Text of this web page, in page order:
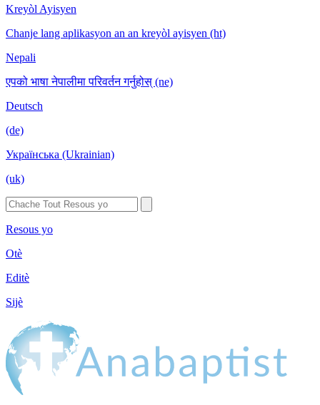
Kreyòl Ayisyen
Chanje lang aplikasyon an an kreyòl ayisyen (ht)
Nepali
एपको भाषा नेपालीमा परिवर्तन गर्नुहोस् (ne)
Deutsch
(de)
Українська (Ukrainian)
(uk)
Resous yo
Otè
Editè
Sijè